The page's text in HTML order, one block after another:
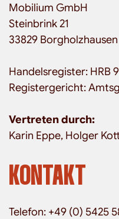
Mobilium GmbH
Steinbrink 21
33829 Borgholzhausen
Handelsregister: HRB
Registergericht:
Vertreten durch:
Karin Eppe, Holger
KONTAKT
Telefon: +49 (0) 5425